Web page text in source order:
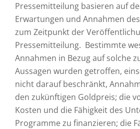
Pressemitteilung basieren auf
Erwartungen und Annahmen
zum Zeitpunkt der
Pressemitteilung. Bestimmte
Annahmen in Bezug auf solche
Aussagen wurden getroffen,
nicht darauf beschränkt,
den zukünftigen Goldpreis; die
Kosten und die Fähigkeit des
Programme zu finanzieren; die